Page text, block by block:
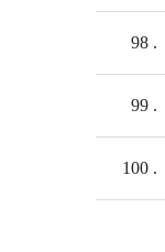
98
99
100